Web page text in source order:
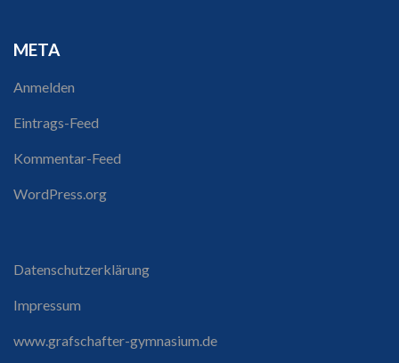
META
Anmelden
Eintrags-Feed
Kommentar-Feed
WordPress.org
Datenschutzerklärung
Impressum
www.grafschafter-gymnasium.de